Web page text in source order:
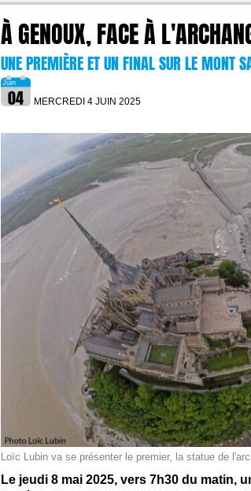
À GENOUX, FACE À
UNE PREMIÈRE ET UN FINAL SUR LE MONT
MERCREDI 4 JUIN 2025
Loïc Lubin va se présenter le premier, la statue de
Le jeudi 8 mai 2025, vers 7h30 du matin,